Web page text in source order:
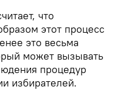
что
этот процесс
это весьма
может вызывать
процедур
избирателей.